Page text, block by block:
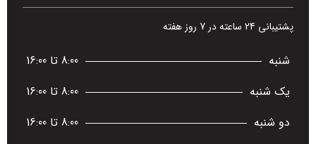
پشتیبانی 24 ساعته در 7 روز هفته
شنبه
8:00 تا 16:00
یک شنبه
8:00 تا 16:00
دو شنبه
8:00 تا 16:00